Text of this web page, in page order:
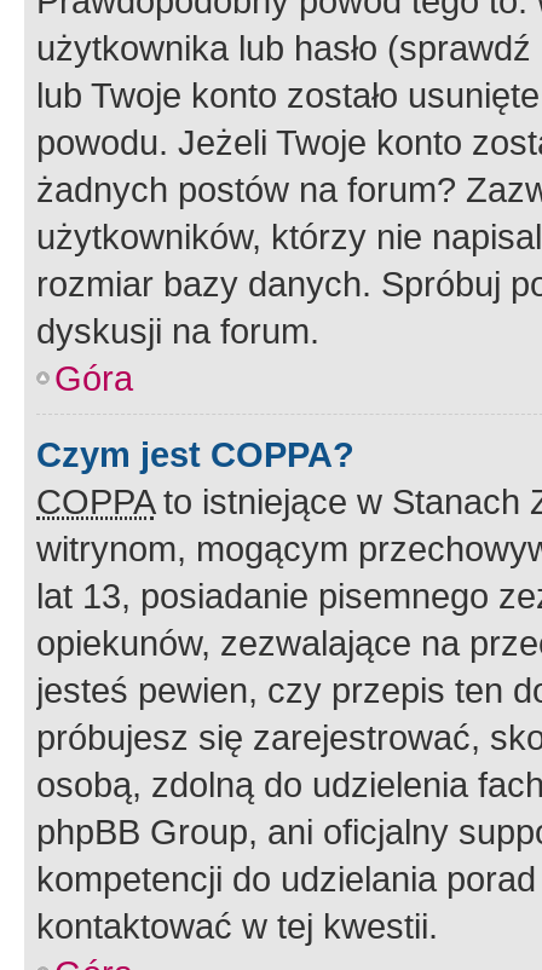
użytkownika lub hasło
lub Twoje konto zostało
powodu. Jeżeli Twoje konto
żadnych postów na forum?
użytkowników, którzy nie
rozmiar bazy danych. Spróbuj
dyskusji na forum.
Góra
Czym jest COPPA?
COPPAto istniejące w Stanach
witrynom, mogącym
lat 13, posiadanie pisemnego
opiekunów, zezwalające na
jesteś pewien, czy przepis ten
próbujesz się zarejestrować,
osobą, zdolną do udzielenia
phpBB Group, ani oficjalny
kompetencji do udzielania
kontaktować w tej kwestii.